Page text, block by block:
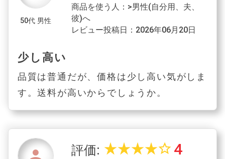
50代 男性
商品を使う人：>男性(自分用、夫、
彼)へ
レビュー投稿日：2026年06月20日
少し高い
品質は普通だが、価格は少し高い気がしま
す。送料が高いからでしょうか。
評価: star_ratestar_ratestar_ratestar_ratestar_border 4